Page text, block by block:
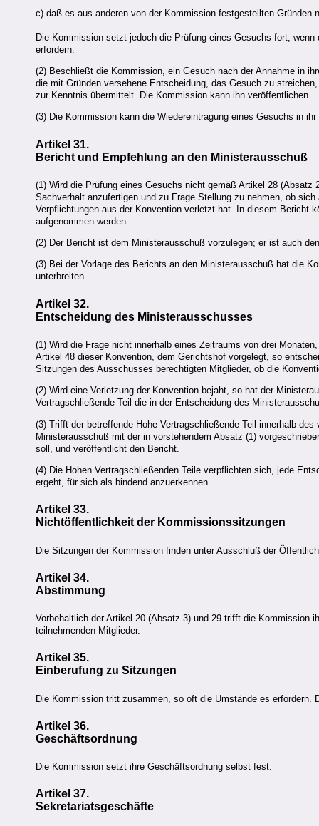
c) daß es aus anderen von der Kommission festgestellten
Die Kommission setzt jedoch die Prüfung eines Gesuchs fort,
erfordern.
(2) Beschließt die Kommission, ein Gesuch nach der Annahme in
die mit Gründen versehene Entscheidung, das Gesuch zu
zur Kenntnis übermittelt. Die Kommission kann ihn veröffentlichen.
(3) Die Kommission kann die Wiedereintragung eines Gesuchs in
Artikel 31.
Bericht und Empfehlung an den Ministerausschuß
(1) Wird die Prüfung eines Gesuchs nicht gemäß Artikel 28
Sachverhalt anzufertigen und zu Frage Stellung zu nehmen, ob
Verpflichtungen aus der Konvention verletzt hat. In diesem Bericht
aufgenommen werden.
(2) Der Bericht ist dem Ministerausschuß vorzulegen; er ist auch
(3) Bei der Vorlage des Berichts an den Ministerausschuß hat die
unterbreiten.
Artikel 32.
Entscheidung des Ministerausschusses
(1) Wird die Frage nicht innerhalb eines Zeitraums von drei
Artikel 48 dieser Konvention, dem Gerichtshof vorgelegt, so
Sitzungen des Ausschusses berechtigten Mitglieder, ob die
(2) Wird eine Verletzung der Konvention bejaht, so hat der
Vertragschließende Teil die in der Entscheidung des
(3) Trifft der betreffende Hohe Vertragschließende Teil innerhalb
Ministerausschuß mit der in vorstehendem Absatz (1)
soll, und veröffentlicht den Bericht.
(4) Die Hohen Vertragschließenden Teile verpflichten sich, jede
ergeht, für sich als bindend anzuerkennen.
Artikel 33.
Nichtöffentlichkeit der Kommissionssitzungen
Die Sitzungen der Kommission finden unter Ausschluß der
Artikel 34.
Abstimmung
Vorbehaltlich der Artikel 20 (Absatz 3) und 29 trifft die Kommission
teilnehmenden Mitglieder.
Artikel 35.
Einberufung zu Sitzungen
Die Kommission tritt zusammen, so oft die Umstände es erfordern.
Artikel 36.
Geschäftsordnung
Die Kommission setzt ihre Geschäftsordnung selbst fest.
Artikel 37.
Sekretariatsgeschäfte